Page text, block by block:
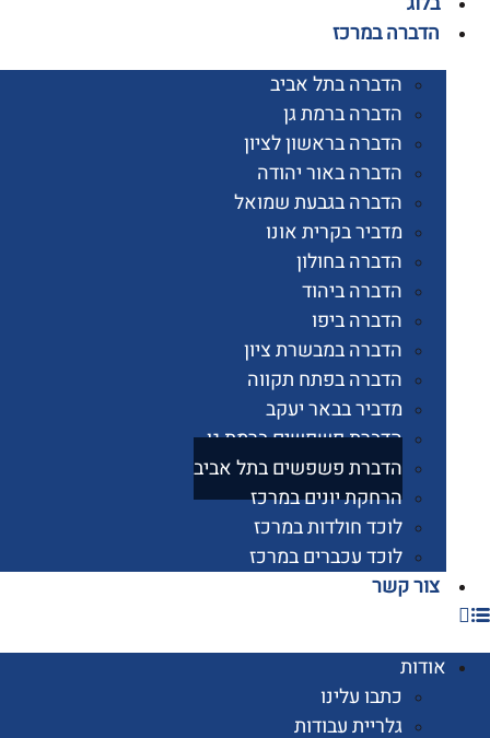
במרכז
הדברה בתל אביב
הדברה ברמת גן
הדברה בראשון לציון
הדברה באור יהודה
הדברה בגבעת שמואל
מדביר בקרית אונו
הדברה בחולון
הדברה ביהוד
הדברה ביפו
הדברה במבשרת ציון
הדברה בפתח תקווה
מדביר בבאר יעקב
הדברת פשפשים ברמת גן
הדברת פשפשים בתל אביב
הרחקת יונים במרכז
לוכד חולדות במרכז
לוכד עכברים במרכז
קשר
כתבו עלינו
גלריית עבודות